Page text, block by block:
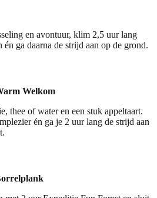
en avontuur, klim 2,5 uur lang
én ga daarna de strijd aan op de grond.
Welkom
thee of water en een stuk appeltaart.
én ga je 2 uur lang de strijd aan